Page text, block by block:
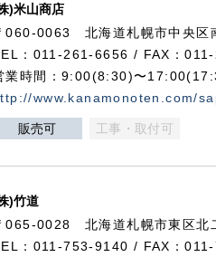
)米山商店
060-0063 北海道札幌市中央区
：011-261-6656 / FAX：
業時間：9:00(8:30)〜
www.kanamonoten.com/
販売可 工事・取付可
)竹道
065-0028 北海道札幌市東区北
：011-753-9140 / FAX：